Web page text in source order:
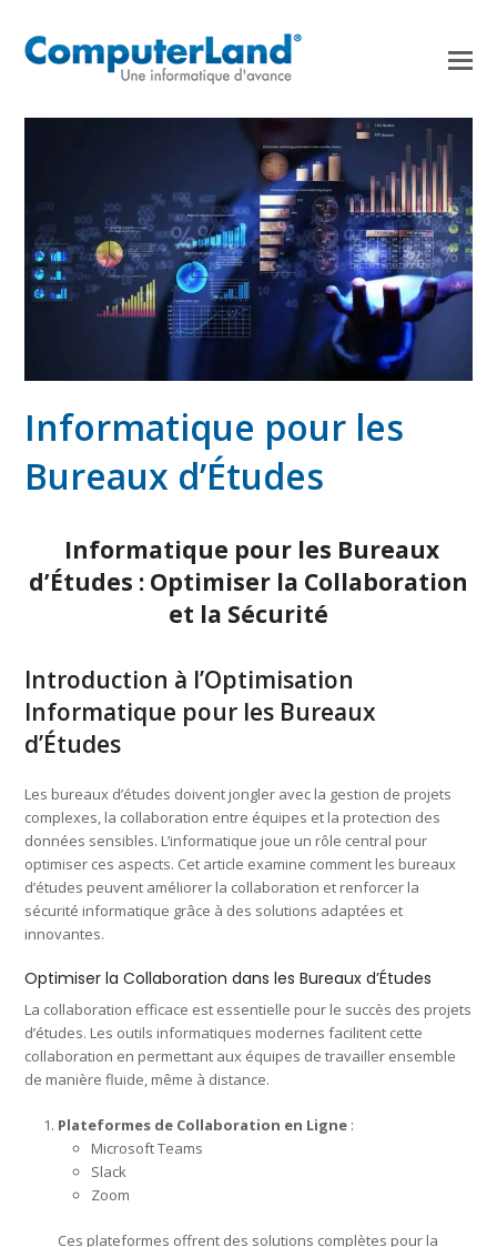
Informatique pour les
Bureaux d’Études
Informatique pour les Bureaux
d’Études : Optimiser la Collaboration
et la Sécurité
Introduction à l’Optimisation
Informatique pour les Bureaux
d’Études
Les bureaux d’études doivent jongler avec la gestion de projets
complexes, la collaboration entre équipes et la protection des
données sensibles. L’informatique joue un rôle central pour
optimiser ces aspects. Cet article examine comment les bureaux
d’études peuvent améliorer la collaboration et renforcer la
sécurité informatique grâce à des solutions adaptées et
innovantes.
Optimiser la Collaboration dans les Bureaux d’Études
La collaboration efficace est essentielle pour le succès des projets
d’études. Les outils informatiques modernes facilitent cette
collaboration en permettant aux équipes de travailler ensemble
de manière fluide, même à distance.
Plateformes de Collaboration en Ligne :
Microsoft Teams
Slack
Zoom
Ces plateformes offrent des solutions complètes pour la